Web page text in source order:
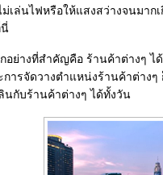
ม่เล่นไฟหรือให้แสงสว่างจนมาก
นี่
อย่างที่สำคัญคือ ร้านค้าต่างๆ ไ
การจัดวางตำแหน่งร้านค้าต่างๆ
นกับร้านค้าต่างๆ ได้ทั้งวัน